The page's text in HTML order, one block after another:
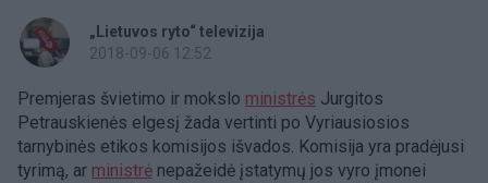
„Lietuvos ryto“ televizija
2018-09-06 12:52
Premjeras švietimo ir mokslo ministrės Jurgitos
Petrauskienės elgesį žada vertinti po Vyriausiosios
tarnybinės etikos komisijos išvados. Komisija yra pradėjusi
tyrimą, ar ministrė nepažeidė įstatymų jos vyro įmonei